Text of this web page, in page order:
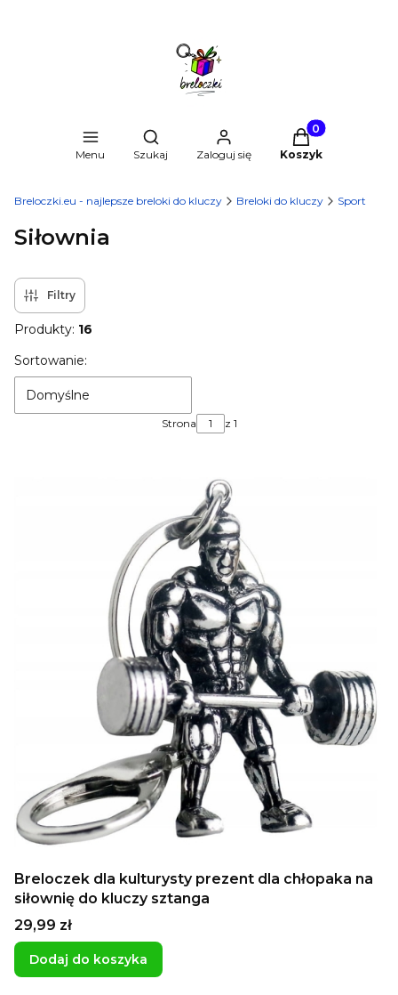
Menu
Otwórz wyszukiwarkę
Szukaj Zaloguj się
Produkty w
Koszyk
Breloczki.eu - najlepsze breloki do kluczy Breloki do kluczy Sport
Siłownia
Filtry
Produkty: 16
Lista produktów
Sortowanie:
Domyślne
Strona z 1
Breloczek dla kulturysty prezent dla chłopaka na
siłownię do kluczy sztanga
Cena
29,99 zł
Dodaj do koszyka